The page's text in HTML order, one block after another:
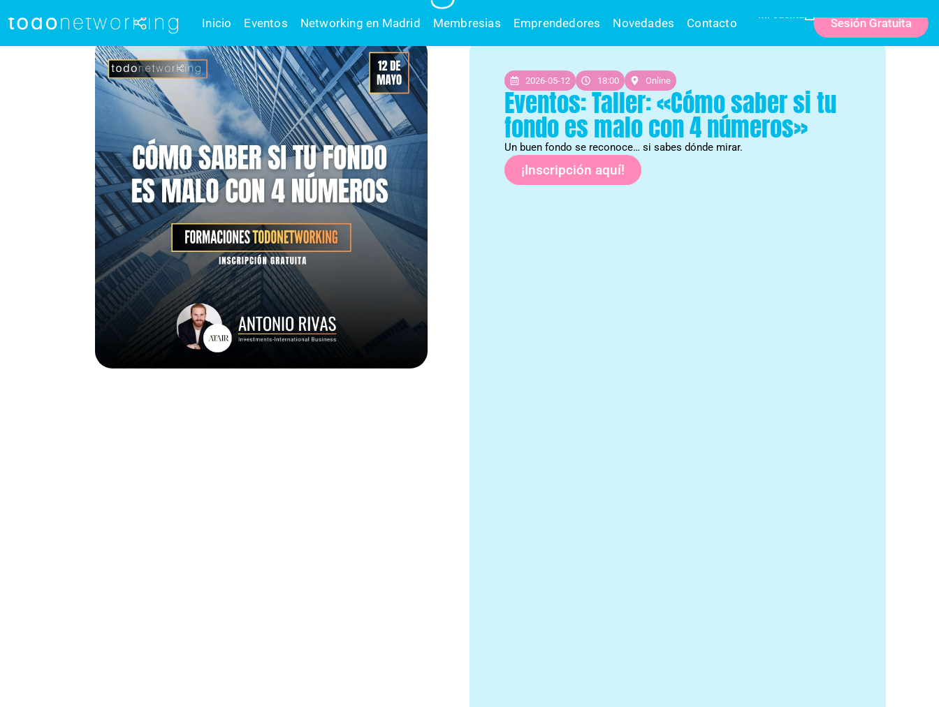
Inicio Eventos Networking en Madrid Membresias Emprendedores Novedades Contacto Sesión Gratuita
2026-05-12 18:00 Online
Eventos: Taller: «Cómo saber si tu
fondo es malo con 4 números»
Un buen fondo se reconoce… si sabes dónde mirar.
¡Inscripción aquí!